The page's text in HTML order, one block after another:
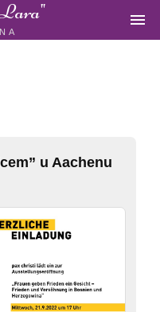

u Aachenu